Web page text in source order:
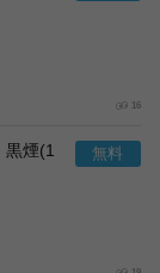
16
煙(1